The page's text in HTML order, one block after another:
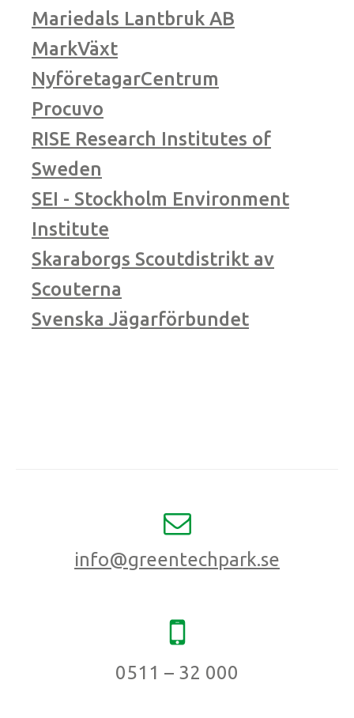
Mariedals Lantbruk AB
MarkVäxt
NyföretagarCentrum
Procuvo
RISE Research Institutes of
Sweden
SEI - Stockholm Environment
Institute
Skaraborgs Scoutdistrikt av
Scouterna
Svenska Jägarförbundet
info@greentechpark.se
0511 – 32 000